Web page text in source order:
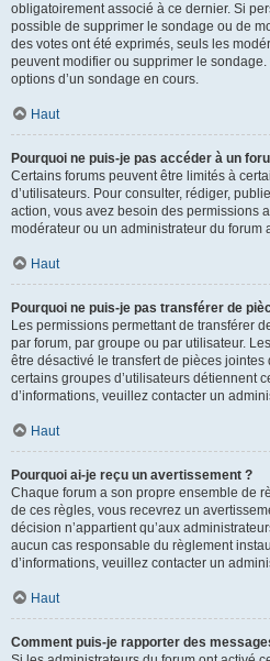
obligatoirement associé à ce dernier. Si
possible de supprimer le sondage ou de
des votes ont été exprimés, seuls les
peuvent modifier ou supprimer le
options d’un sondage en cours.
Haut
Pourquoi ne puis-je pas accéder à un
Certains forums peuvent être limités à
d’utilisateurs. Pour consulter, rédiger,
action, vous avez besoin des permissions
modérateur ou un administrateur du forum
Haut
Pourquoi ne puis-je pas transférer de
Les permissions permettant de transférer
par forum, par groupe ou par utilisateur.
être désactivé le transfert de pièces
certains groupes d’utilisateurs détiennent
d’informations, veuillez contacter un
Haut
Pourquoi ai-je reçu un avertissement ?
Chaque forum a son propre ensemble de
de ces règles, vous recevrez un
décision n’appartient qu’aux
aucun cas responsable du règlement
d’informations, veuillez contacter un
Haut
Comment puis-je rapporter des